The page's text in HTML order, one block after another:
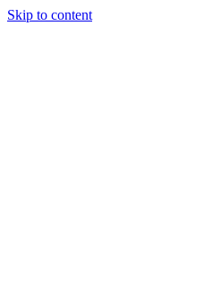
Skip to content